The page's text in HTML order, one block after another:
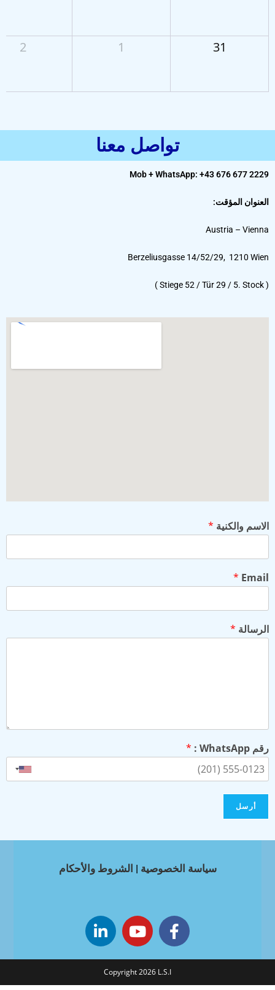
31
1
2
تواصل معنا
Mob + WhatsApp: +43 676 677 2229
العنوان المؤقت:
Austria – Vienna
Berzeliusgasse 14/52/29, 1210 Wien
( Stiege 52 / Tür 29 / 5. Stock )
الاسم والكنية *
Email
*
الرسالة *
رقم WhatsApp : *
أرسل
سياسة الخصوصية| الشروط والأحكام
Copyright 2026 L.S.I